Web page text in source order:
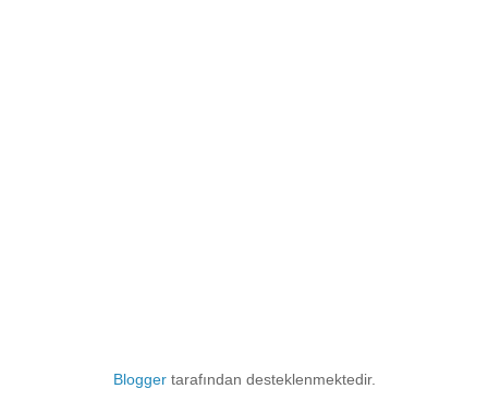
Bloggertarafından desteklenmektedir.